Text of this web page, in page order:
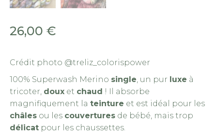
26,00 €
Crédit photo @treliz_colorispower
100% Superwash Merino single , un pur luxe à
tricoter, doux et chaud ! Il absorbe
magnifiquement la teinture et est idéal pour les
châles ou les couvertures de bébé, mais trop
délicat pour les chaussettes.